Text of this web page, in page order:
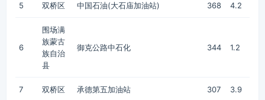
5 双桥区 中国石油(大石庙加油站) 368 4.2
6
围场满
族蒙古
族自治
县
御克公路中石化 344 1.2
7 双桥区 承德第五加油站 307 3.9